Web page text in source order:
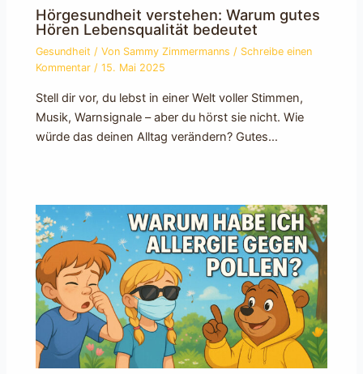
Hörgesundheit verstehen: Warum gutes
Hören Lebensqualität bedeutet
Gesundheit / Von Sammy Zimmermanns/ Schreibe einen
Kommentar /15. Mai 2025
Stell dir vor, du lebst in einer Welt voller Stimmen,
Musik, Warnsignale – aber du hörst sie nicht. Wie
würde das deinen Alltag verändern? Gutes…